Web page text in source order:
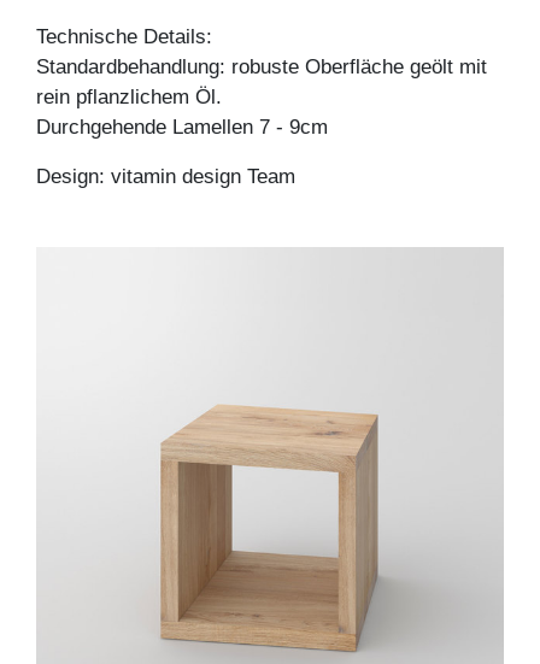
Technische Details:
Standardbehandlung: robuste Oberfläche geölt mit
rein pflanzlichem Öl.
Durchgehende Lamellen 7 - 9cm
Design: vitamin design Team